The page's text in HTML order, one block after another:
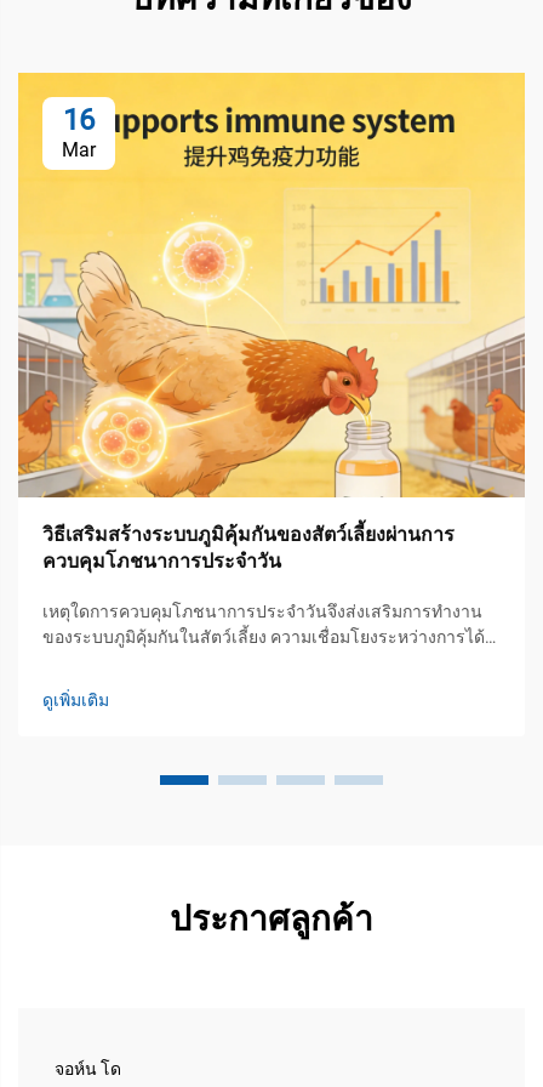
16
Mar
วิธีเสริมสร้างระบบภูมิคุ้มกันของสัตว์เลี้ยงผ่านการ
ควบคุมโภชนาการประจำวัน
เหตุใดการควบคุมโภชนาการประจำวันจึงส่งเสริมการทำงาน
ของระบบภูมิคุ้มกันในสัตว์เลี้ยง ความเชื่อมโยงระหว่างการได้
ภูมิคุ้มกันโดยกำเนิด/แบบจำเพาะ การได้รับโภชนาการที่เหมาะ
สมทุกวันหมายความว่าร่างกายของเราจะได้รับสารอาหารพื้น
ดูเพิ่มเติม
ประกาศลูกค้า
จอห์น โด